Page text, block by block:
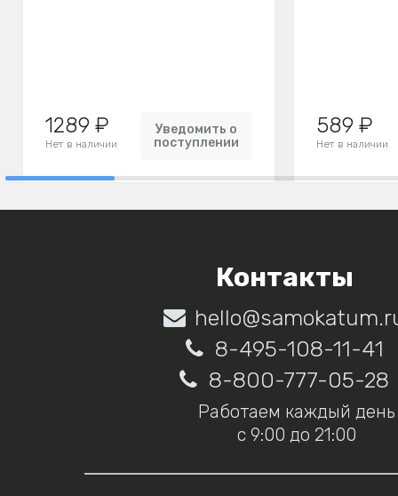
1289 ₽
Нет в наличии
Уведомить о
поступлении
589 ₽
Нет в наличии
Контакты
8-495-108-11-41
8-800-777-05-28
Работаем каждый день
с 9:00 до 21:00